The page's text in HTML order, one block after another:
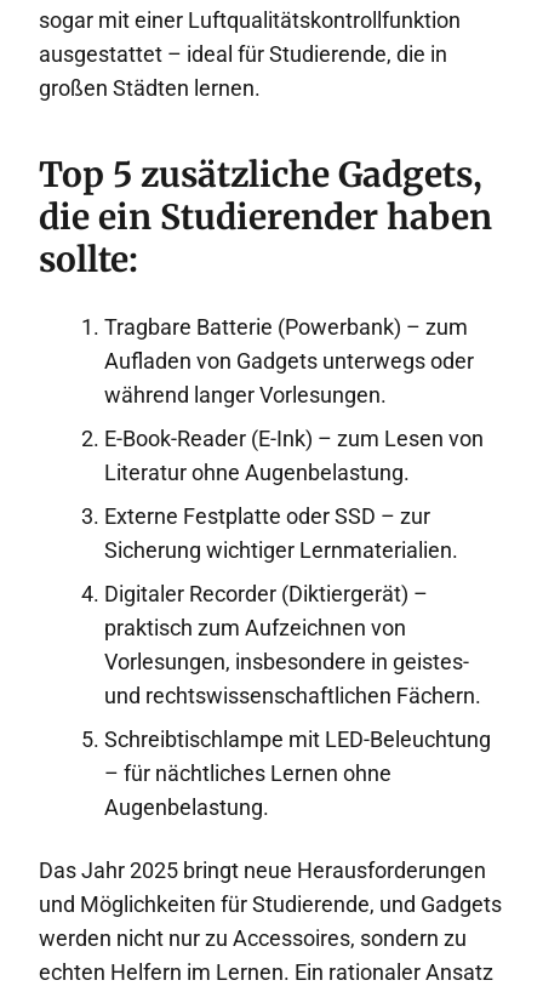
sogar mit einer Luftqualitätskontrollfunktion
ausgestattet – ideal für Studierende, die in
großen Städten lernen.
Top 5 zusätzliche Gadgets,
die ein Studierender haben
sollte:
Tragbare Batterie (Powerbank) – zum
Aufladen von Gadgets unterwegs oder
während langer Vorlesungen.
E-Book-Reader (E-Ink) – zum Lesen von
Literatur ohne Augenbelastung.
Externe Festplatte oder SSD – zur
Sicherung wichtiger Lernmaterialien.
Digitaler Recorder (Diktiergerät) –
praktisch zum Aufzeichnen von
Vorlesungen, insbesondere in geistes-
und rechtswissenschaftlichen Fächern.
Schreibtischlampe mit LED-Beleuchtung
– für nächtliches Lernen ohne
Augenbelastung.
Das Jahr 2025 bringt neue Herausforderungen
und Möglichkeiten für Studierende, und Gadgets
werden nicht nur zu Accessoires, sondern zu
echten Helfern im Lernen. Ein rationaler Ansatz